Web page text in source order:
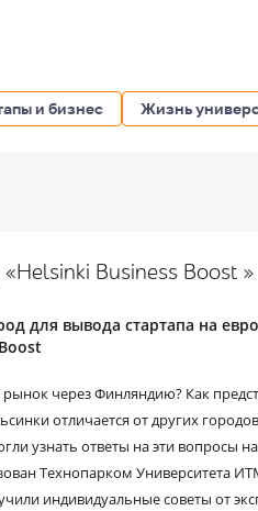
и бизнес Жизнь
«Helsinki Business Boost »
для вывода стартапа на
рынок через Финляндию? Как
отличается от других
узнать ответы на эти вопросы
Технопарком Университета
индивидуальные советы от